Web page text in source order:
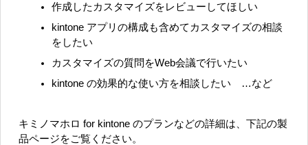
作成したカスタマイズをレビューしてほしい
kintone アプリの構成も含めてカスタマイズの相談
をしたい
カスタマイズの質問をWeb会議で行いたい
kintone の効果的な使い方を相談したい …など
キミノマホロ for kintone のプランなどの詳細は、下記の製
品ページをご覧ください。